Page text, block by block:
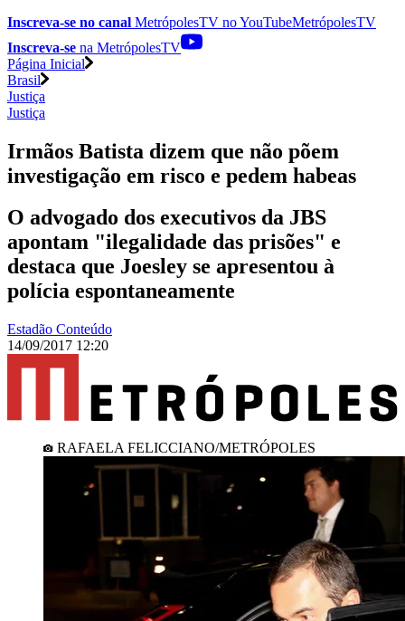
Inscreva-se no canal MetrópolesTV noYouTubeMetrópolesTV
Inscreva-se na MetrópolesTV
Página Inicial
Brasil
Justiça
Justiça
Irmãos Batista dizem que não põem
investigação em risco e pedem habeas
O advogado dos executivos da JBS
apontam "ilegalidade das prisões" e
destaca que Joesley se apresentou à
polícia espontaneamente
Estadão Conteúdo
14/09/2017 12:20
RAFAELA FELICCIANO/METRÓPOLES